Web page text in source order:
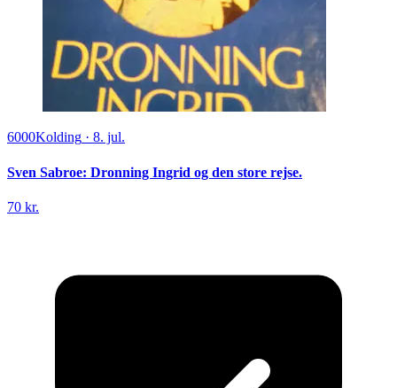
6000Kolding · 8. jul.
Sven Sabroe: Dronning Ingrid og den store rejse.
70 kr.